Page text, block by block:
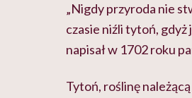
„Nigdy przyroda nie
czasie niźli tytoń, gdyż
napisał w 1702 roku
Tytoń, roślinę